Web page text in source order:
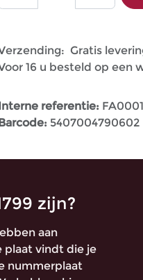
Gratis
16 u besteld op een
referentie:
5407004790602
zijn?
aan
plaat vindt die je
nummerplaat